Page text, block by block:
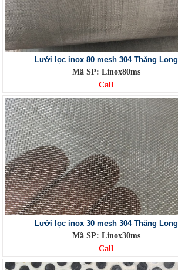
Lưới lọc inox 80 mesh 304 Thăng Long
Mã SP: Linox80ms
Call
Lưới lọc inox 30 mesh 304 Thăng Long
Mã SP: Linox30ms
Call